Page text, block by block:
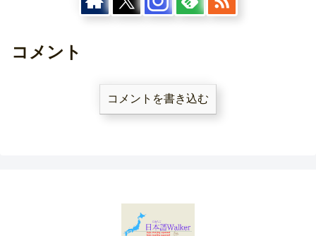
コメント
コメントを書き込む